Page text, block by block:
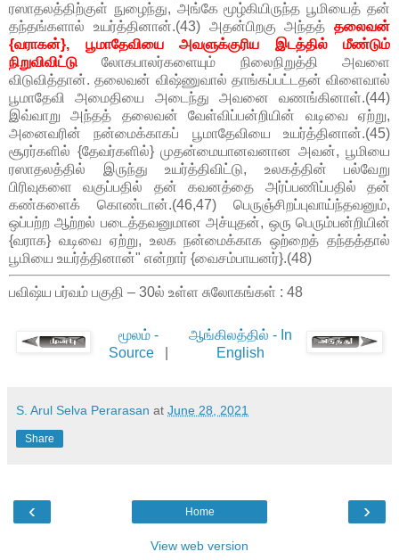
ரஸாதலத்திற்குள் நுழைந்து, அங்கே மூழ்கியிருந்த பூமியைத் தன்
தந்தங்களால் உயர்த்தினான்.(43) அதன்பிறகு அந்தத் தலைவன்
{வராகன்}, பூமாதேவியை அவளுக்குரிய இடத்தில் மீண்டும்
நிறுவிவிட்டு லோகபாலர்களையும் நிலைநிறுத்தி அவளை
விடுவித்தான். தலைவன் விஷ்ணுவால் தாங்கப்பட்டதன் விளைவால்
பூமாதேவி அமைதியை அடைந்து அவனை வணங்கினாள்.(44)
இவ்வாறு அந்தத் தலைவன் வேள்விப்பன்றியின் வடிவை ஏற்று,
அனைவரின் நன்மைக்காகப் பூமாதேவியை உயர்த்தினான்.(45)
சூரர்களில் {தேவர்களில்} முதன்மையானவனான அவன், பூமியை
ரஸாதலத்தில் இருந்து உயர்த்திவிட்டு, உலகத்தின் பல்வேறு
பிரிவுகளை வகுப்பதில் தன் கவனத்தை அர்ப்பணிப்பதில் தன்
கண்களைக் கொண்டான்.(46,47) பெருஞ்சிறப்புவாய்ந்தவனும்,
ஒப்பற்ற ஆற்றல் படைத்தவனுமான அச்யுதன், ஒரு பெரும்பன்றியின்
{வராக} வடிவை ஏற்று, உலக நன்மைக்காக ஒற்றைத் தந்தத்தால்
பூமியை உயர்த்தினான்" என்றார் {வைசம்பாயனர்}.(48)
பவிஷ்ய பர்வம் பகுதி – 30ல் உள்ள சுலோகங்கள் : 48
மூலம் -
Source|
ஆங்கிலத்தில் - In
English
S. Arul Selva Perarasan at June 28, 2021
Share
‹ ›
Home
View web version